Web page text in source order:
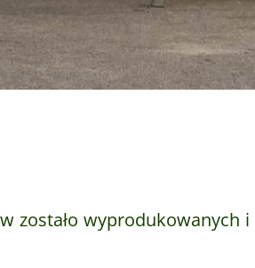
zostało wyprodukowanych i